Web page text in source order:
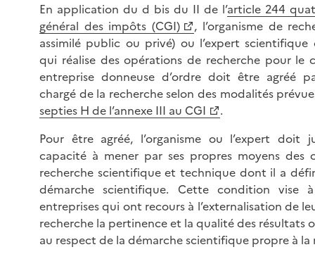
En application du d bis du II de l’article 244
général des impôts (CGI)
, l’organisme de
assimilé public ou privé) ou l’expert
qui réalise des opérations de recherche pour le
entreprise donneuse d’ordre doit être agréé
chargé de la recherche selon des modalités
septies H de l’annexe III au CGI
.
Pour être agréé, l’organisme ou l’expert doit
capacité à mener par ses propres moyens des
recherche scientifique et technique dont il a
démarche scientifique. Cette condition vise
entreprises qui ont recours à l’externalisation de
recherche la pertinence et la qualité des résultats
au respect de la démarche scientifique propre à la